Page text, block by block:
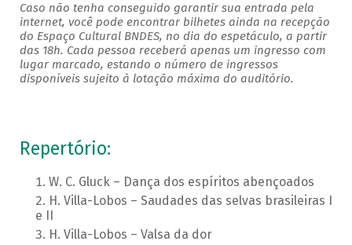
Caso não tenha conseguido garantir sua entrada pela
internet, você pode encontrar bilhetes ainda na recepção
do Espaço Cultural BNDES, no dia do espetáculo, a partir
das 18h. Cada pessoa receberá apenas um ingresso com
lugar marcado, estando o número de ingressos
disponíveis sujeito à lotação máxima do auditório.
Repertório:
W. C. Gluck – Dança dos espíritos abençoados
H. Villa-Lobos – Saudades das selvas brasileiras I
e II
H. Villa-Lobos – Valsa da dor